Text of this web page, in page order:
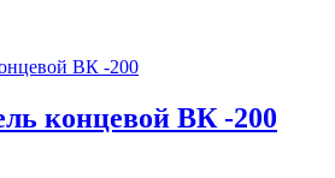
концевой ВК -200